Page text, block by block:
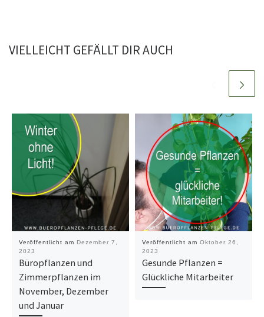
VIELLEICHT GEFÄLLT DIR AUCH
Veröffentlicht am Dezember 7,
2023
Büropflanzen und
Zimmerpflanzen im
November, Dezember
und Januar
Veröffentlicht am Oktober 26,
2023
Gesunde Pflanzen =
Glückliche Mitarbeiter